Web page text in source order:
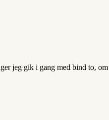
jeg gik i gang med bind to,